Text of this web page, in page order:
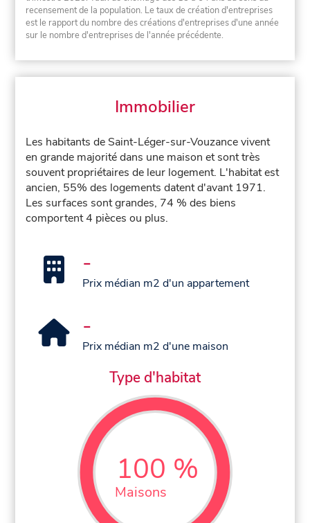
recensement de la population. Le taux de création d'entreprises
est le rapport du nombre des créations d'entreprises d'une année
sur le nombre d'entreprises de l'année précédente.
Immobilier
Les habitants de Saint-Léger-sur-Vouzance vivent
en grande majorité dans une maison et sont très
souvent propriétaires de leur logement. L'habitat est
ancien, 55% des logements datent d'avant 1971.
Les surfaces sont grandes, 74 % des biens
comportent 4 pièces ou plus.
-
Prix médian m2 d'un appartement
-
Prix médian m2 d'une maison
Type d'habitat
100 %
Maisons